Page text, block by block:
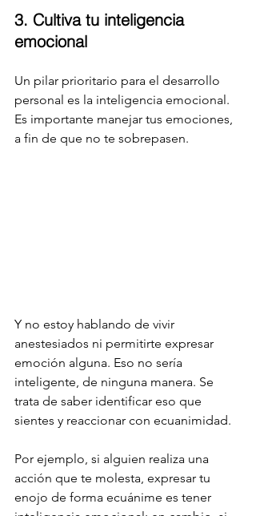
3. Cultiva tu inteligencia
emocional
Un pilar prioritario para el desarrollo
personal es la inteligencia emocional.
Es importante manejar tus emociones,
a fin de que no te sobrepasen.
Y no estoy hablando de vivir
anestesiados ni permitirte expresar
emoción alguna. Eso no sería
inteligente, de ninguna manera. Se
trata de saber identificar eso que
sientes y reaccionar con ecuanimidad.
Por ejemplo, si alguien realiza una
acción que te molesta, expresar tu
enojo de forma ecuánime es tener